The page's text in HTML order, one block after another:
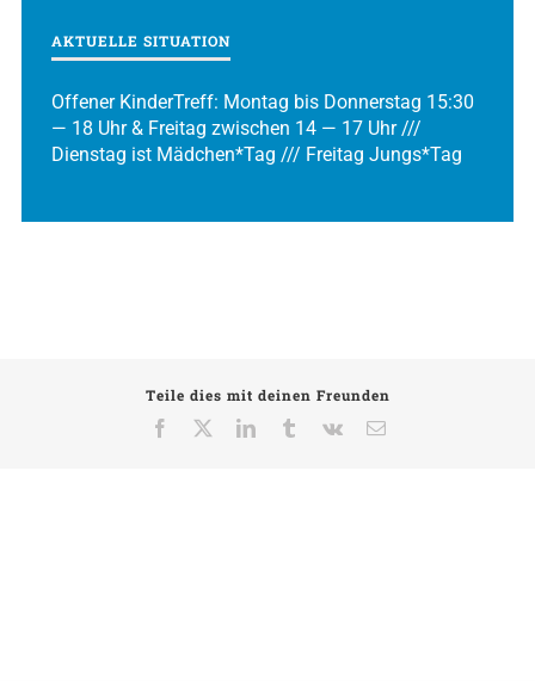
AKTUELLE SITUATION
Offener KinderTreff: Montag bis Donnerstag 15:30
— 18 Uhr & Freitag zwischen 14 — 17 Uhr ///
Dienstag ist Mädchen*Tag /// Freitag Jungs*Tag
Teile dies mit deinen Freunden
Facebook
LinkedInTumblrVk
E-